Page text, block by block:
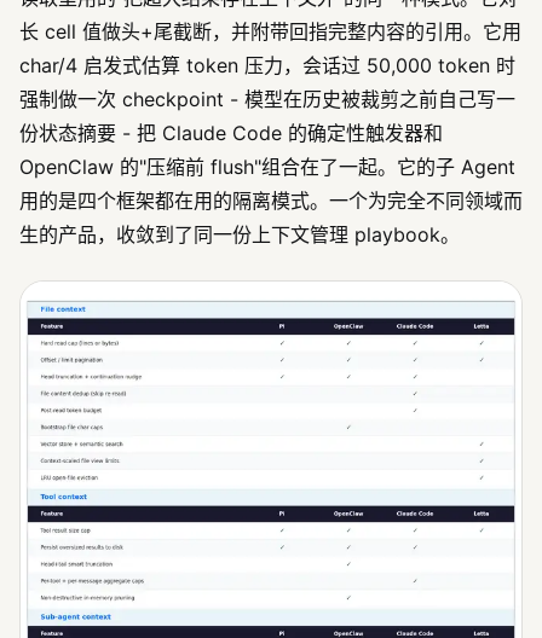
长 cell 值做头+尾截断，并附带回指完整内容的引用。它用
char/4 启发式估算 token 压力，会话过 50,000 token 时
强制做一次 checkpoint - 模型在历史被裁剪之前自己写一
份状态摘要 - 把 Claude Code 的确定性触发器和
OpenClaw 的"压缩前 flush"组合在了一起。它的子 Agent
用的是四个框架都在用的隔离模式。一个为完全不同领域而
生的产品，收敛到了同一份上下文管理 playbook。